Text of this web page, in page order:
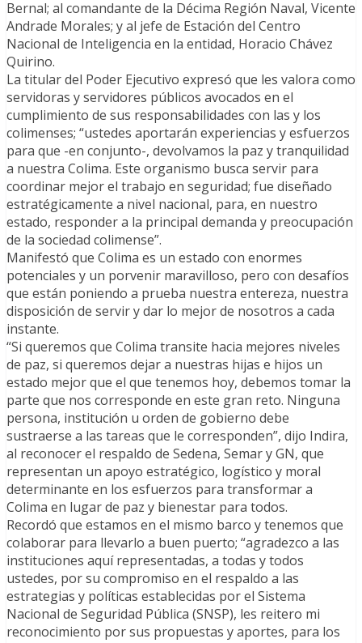
Bernal; al comandante de la Décima Región Naval, Vicente
Andrade Morales; y al jefe de Estación del Centro
Nacional de Inteligencia en la entidad, Horacio Chávez
Quirino.
La titular del Poder Ejecutivo expresó que les valora como
servidoras y servidores públicos avocados en el
cumplimiento de sus responsabilidades con las y los
colimenses; “ustedes aportarán experiencias y esfuerzos
para que -en conjunto-, devolvamos la paz y tranquilidad
a nuestra Colima. Este organismo busca servir para
coordinar mejor el trabajo en seguridad; fue diseñado
estratégicamente a nivel nacional, para, en nuestro
estado, responder a la principal demanda y preocupación
de la sociedad colimense”.
Manifestó que Colima es un estado con enormes
potenciales y un porvenir maravilloso, pero con desafíos
que están poniendo a prueba nuestra entereza, nuestra
disposición de servir y dar lo mejor de nosotros a cada
instante.
“Si queremos que Colima transite hacia mejores niveles
de paz, si queremos dejar a nuestras hijas e hijos un
estado mejor que el que tenemos hoy, debemos tomar la
parte que nos corresponde en este gran reto. Ninguna
persona, institución u orden de gobierno debe
sustraerse a las tareas que le corresponden”, dijo Indira,
al reconocer el respaldo de Sedena, Semar y GN, que
representan un apoyo estratégico, logístico y moral
determinante en los esfuerzos para transformar a
Colima en lugar de paz y bienestar para todos.
Recordó que estamos en el mismo barco y tenemos que
colaborar para llevarlo a buen puerto; “agradezco a las
instituciones aquí representadas, a todas y todos
ustedes, por su compromiso en el respaldo a las
estrategias y políticas establecidas por el Sistema
Nacional de Seguridad Pública (SNSP), les reitero mi
reconocimiento por sus propuestas y aportes, para los